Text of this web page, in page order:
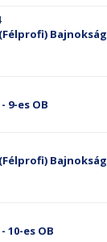
(Félprofi) Bajnokság
9-es OB
(Félprofi) Bajnokság
10-es OB